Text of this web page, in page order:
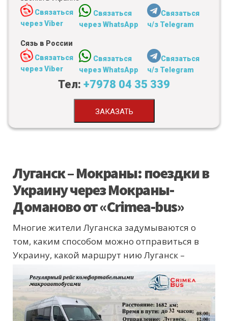
Связаться
через Viber
Связаться
через WhatsApp
Связаться
ч/з Telegram
Сязь в России
Связаться
через Viber
Связаться
через WhatsApp
Связаться
ч/з Telegram
Тел: +7978 04 35 339
ЗАКАЗАТЬ
Луганск – Мокраны: поездки в
Украину через Мокраны-
Доманово от «Crimea-bus»
Многие жители Луганска задумываются о
том, каким способом можно отправиться в
Украину, какой маршрут нию Луганск –